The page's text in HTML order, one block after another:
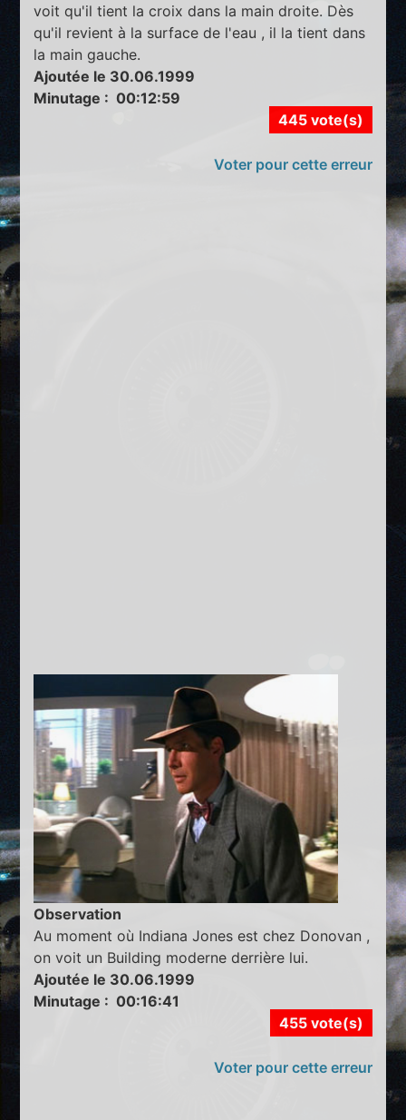
voit qu'il tient la croix dans la main droite. Dès
qu'il revient à la surface de l'eau , il la tient dans
la main gauche.
Ajoutée le 30.06.1999
Minutage : 00:12:59
445 vote(s)
Voter pour cette erreur
Observation
Au moment où Indiana Jones est chez Donovan ,
on voit un Building moderne derrière lui.
Ajoutée le 30.06.1999
Minutage : 00:16:41
455 vote(s)
Voter pour cette erreur